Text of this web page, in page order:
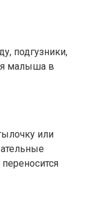
подгузники,
малыша в
или